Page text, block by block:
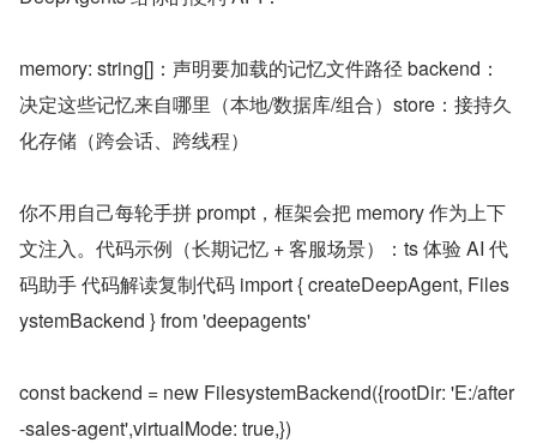
memory: string[]：声明要加载的记忆文件路径 backend：
决定这些记忆来自哪里（本地/数据库/组合）store：接持久
化存储（跨会话、跨线程）
你不用自己每轮手拼 prompt，框架会把 memory 作为上下
文注入。代码示例（长期记忆 + 客服场景）：ts 体验 AI 代
码助手 代码解读复制代码 import { createDeepAgent, Files
ystemBackend } from 'deepagents'
const backend = new FilesystemBackend({rootDir: 'E:/after
-sales-agent',virtualMode: true,})